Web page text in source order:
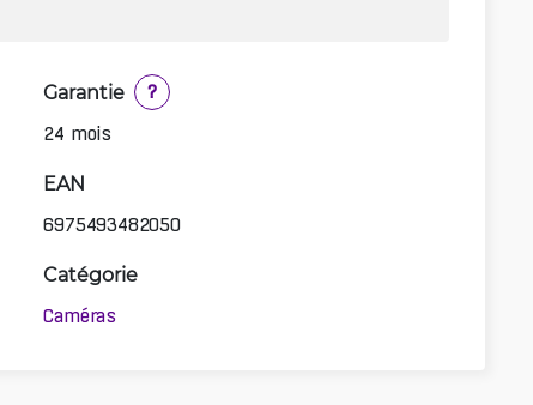
Garantie
?
24 mois
EAN
6975493482050
Catégorie
Caméras